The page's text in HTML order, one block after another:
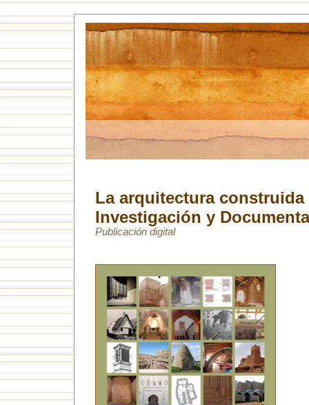
La arquitectura construida
Investigación y
Publicación digital